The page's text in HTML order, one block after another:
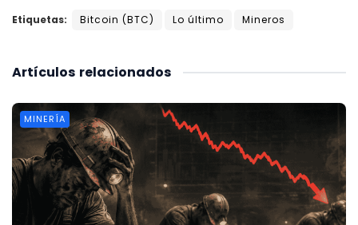
Etiquetas: Bitcoin (BTC) Lo último Mineros
relacionados
Artículos
MINERÍA